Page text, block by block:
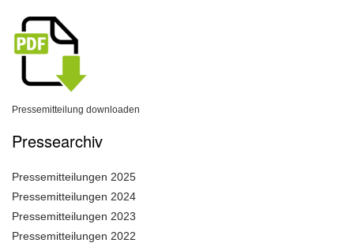
Pressemitteilung downloaden
Pressearchiv
Pressemitteilungen 2025
Pressemitteilungen 2024
Pressemitteilungen 2023
Pressemitteilungen 2022